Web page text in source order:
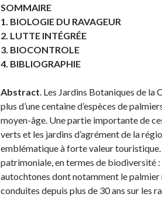
SOMMAIRE
1. BIOLOGIE DU RAVAGEUR
2. LUTTE INTÉGRÉE
3. BIOCONTROLE
4. BIBLIOGRAPHIE
Abstract. Les Jardins Botaniques de la
plus d’une centaine d’espèces de
moyen-âge. Une partie importante de
verts et les jardins d’agrément de la
emblématique à forte valeur touristique.
patrimoniale, en termes de biodiversité
autochtones dont notamment le palmier
conduites depuis plus de 30 ans sur les